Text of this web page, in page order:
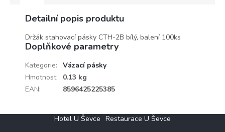
Detailní popis produktu
Držák stahovací pásky CTH-2B bílý, balení 100ks
Doplňkové parametry
Kategorie:
Vázací pásky
Hmotnost:
0.13 kg
EAN: 8596425225385
Hotel U Ševce Restaurace U Ševce